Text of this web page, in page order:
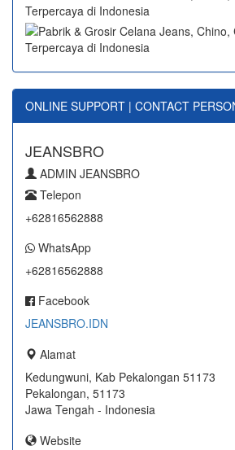
ONLINE SUPPORT | CONTACT
JEANSBRO
ADMIN JEANSBRO
Telepon
+62816562888
WhatsApp
+62816562888
Facebook
JEANSBRO.IDN
Alamat
Kedungwuni, Kab Pekalongan 51173
Pekalongan, 51173
Jawa Tengah - Indonesia
Website